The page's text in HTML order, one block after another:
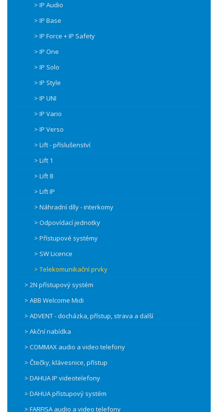
> IP Audio
> IP Base
> IP Force + IP Safety
> IP One
> IP Solo
> IP Style
> IP UNI
> IP Vario
> IP Verso
> Lift - příslušenství
> Lift 1
> Lift 8
> Lift IP
> Náhradní díly - interkomy
> Odpovídací jednotky
> Přístupové systémy
> SW Licence
> Telekomunikační prvky
> 2N přístupový systém
> ABB Welcome Midi
> ADVENT - docházka, přístup, strava a další
> Akční nabídka
> COMMAX audio a video telefony
> Čtečky, klávesnice, přístup
> DAHUA IP videotelefony
> DAHUA přístupový systém
> FARFISA audio a video telefony